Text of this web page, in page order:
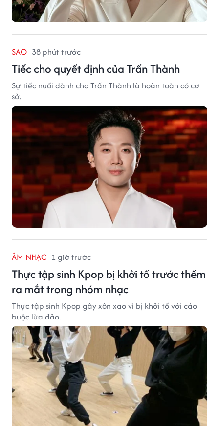
SAO 38 phút trước
Tiếc cho quyết định của Trấn Thành
Sự tiếc nuối dành cho Trấn Thành là hoàn toàn có cơ
sở.
ÂM NHẠC 1 giờ trước
Thực tập sinh Kpop bị khởi tố trước thềm
ra mắt trong nhóm nhạc
Thực tập sinh Kpop gây xôn xao vì bị khởi tố với cáo
buộc lừa đảo.